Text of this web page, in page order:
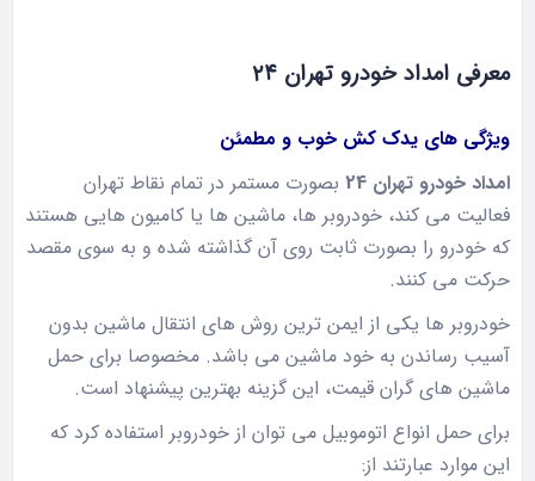
معرفی امداد خودرو تهران ۲۴
ویژگی های یدک کش خوب و مطمئن
امداد خودرو تهران 24
بصورت مستمر در تمام نقاط تهران
فعالیت می کند، خودروبر ها، ماشین ها یا کامیون هایی هستند
که خودرو را بصورت ثابت روی آن گذاشته شده و به سوی مقصد
حرکت می کنند.
خودروبر ها یکی از ایمن ترین روش های انتقال ماشین بدون
آسیب رساندن به خود ماشین می باشد. مخصوصا برای حمل
ماشین های گران قیمت، این گزینه بهترین پیشنهاد است.
برای حمل انواع اتوموبیل می توان از خودروبر استفاده کرد که
این موارد عبارتند از: